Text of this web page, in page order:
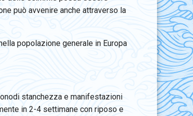
può avvenire anche attraverso la
popolazione generale in Europa
stanchezza e manifestazioni
in 2-4 settimane con riposo e